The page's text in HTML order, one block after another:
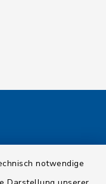
notwendige